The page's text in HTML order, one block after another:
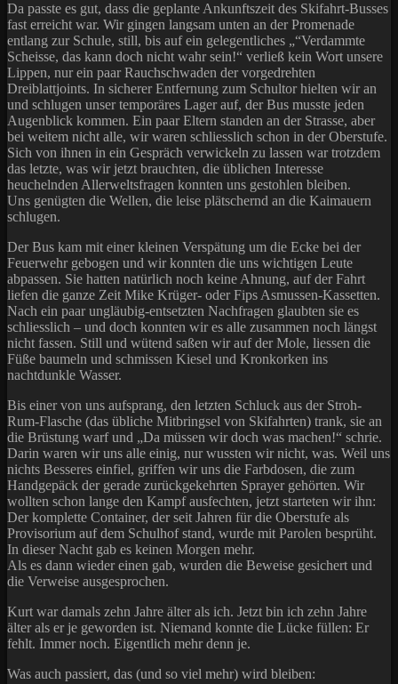
Da passte es gut, dass die geplante Ankunftszeit des Skifahrt-Busses
fast erreicht war. Wir gingen langsam unten an der Promenade
entlang zur Schule, still, bis auf ein gelegentliches „“Verdammte
Scheisse, das kann doch nicht wahr sein!“ verließ kein Wort unsere
Lippen, nur ein paar Rauchschwaden der vorgedrehten
Dreiblattjoints. In sicherer Entfernung zum Schultor hielten wir an
und schlugen unser temporäres Lager auf, der Bus musste jeden
Augenblick kommen. Ein paar Eltern standen an der Strasse, aber
bei weitem nicht alle, wir waren schliesslich schon in der Oberstufe.
Sich von ihnen in ein Gespräch verwickeln zu lassen war trotzdem
das letzte, was wir jetzt brauchten, die üblichen Interesse
heuchelnden Allerweltsfragen konnten uns gestohlen bleiben.
Uns genügten die Wellen, die leise plätschernd an die Kaimauern
schlugen.
Der Bus kam mit einer kleinen Verspätung um die Ecke bei der
Feuerwehr gebogen und wir konnten die uns wichtigen Leute
abpassen. Sie hatten natürlich noch keine Ahnung, auf der Fahrt
liefen die ganze Zeit Mike Krüger- oder Fips Asmussen-Kassetten.
Nach ein paar ungläubig-entsetzten Nachfragen glaubten sie es
schliesslich – und doch konnten wir es alle zusammen noch längst
nicht fassen. Still und wütend saßen wir auf der Mole, liessen die
Füße baumeln und schmissen Kiesel und Kronkorken ins
nachtdunkle Wasser.
Bis einer von uns aufsprang, den letzten Schluck aus der Stroh-
Rum-Flasche (das übliche Mitbringsel von Skifahrten) trank, sie an
die Brüstung warf und „Da müssen wir doch was machen!“ schrie.
Darin waren wir uns alle einig, nur wussten wir nicht, was. Weil uns
nichts Besseres einfiel, griffen wir uns die Farbdosen, die zum
Handgepäck der gerade zurückgekehrten Sprayer gehörten. Wir
wollten schon lange den Kampf ausfechten, jetzt starteten wir ihn:
Der komplette Container, der seit Jahren für die Oberstufe als
Provisorium auf dem Schulhof stand, wurde mit Parolen besprüht.
In dieser Nacht gab es keinen Morgen mehr.
Als es dann wieder einen gab, wurden die Beweise gesichert und
die Verweise ausgesprochen.
Kurt war damals zehn Jahre älter als ich. Jetzt bin ich zehn Jahre
älter als er je geworden ist. Niemand konnte die Lücke füllen: Er
fehlt. Immer noch. Eigentlich mehr denn je.
Was auch passiert, das (und so viel mehr) wird bleiben: